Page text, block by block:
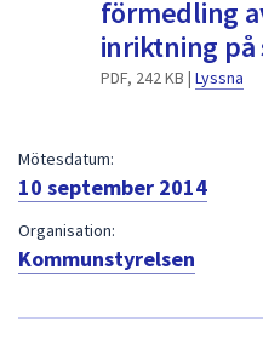
förmedling
inriktning
PDF, 242 KB | Lyssna
Mötesdatum:
10 september 2014
Organisation:
Kommunstyrelsen